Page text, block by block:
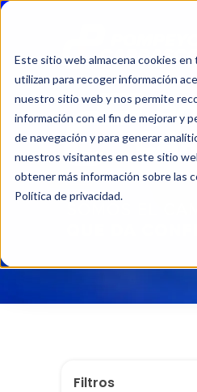
Este sitio web almacena cookies
utilizan para recoger información
nuestro sitio web y nos permite
información con el fin de mejorar y
de navegación y para generar
nuestros visitantes en este sitio
obtener más información sobre las
Política de privacidad.